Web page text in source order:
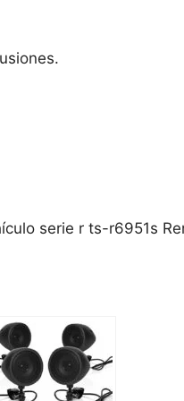
serie r ts-r6951s